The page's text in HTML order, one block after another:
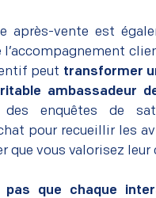
après-vente est
l’accompagnement
peut transformer
ambassadeur
des enquêtes de
pour recueillir les
que vous valorisez leur
pas que chaque